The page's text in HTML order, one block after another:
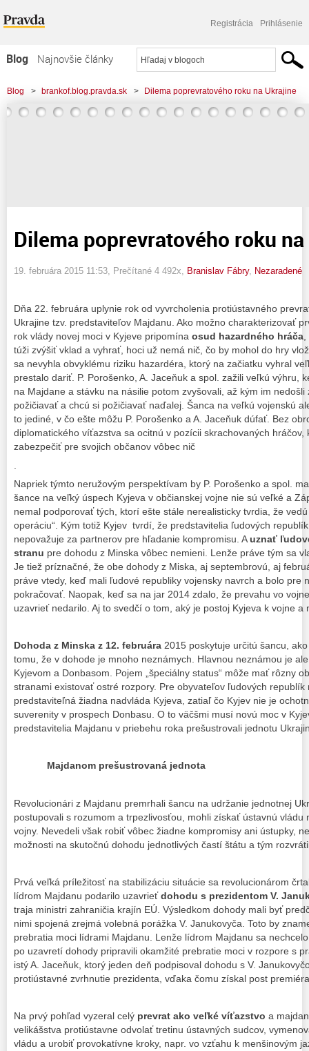
Registrácia Prihlásenie
Blog
Najnovšie články
Najčítanejšie články
Najkomentovanejšie články
Blog > brankof.blog.pravda.sk > Dilema poprevratového roku na Ukrajine
Dilema poprevratového roku
19. februára 2015 11:53 , Prečítané 4 492x, Branislav Fábry, Nezaradené
Dňa 22. februára uplynie rok od vyvrcholenia protiústavného
Ukrajine tzv. predstaviteľov Majdanu. Ako možno charakterizovať
rok vlády novej moci v Kyjeve pripomína osud hazardného hráča
túži zvýšiť vklad a vyhrať, hoci už nemá nič, čo by mohol do hry
sa nevyhla obvyklému riziku hazardéra, ktorý na začiatku vyhral
prestalo dariť. P. Porošenko, A. Jaceňuk a spol. zažili veľkú výhru,
na Majdane a stávku na násilie potom zvyšovali, až kým im
požičiavať a chcú si požičiavať naďalej. Šanca na veľkú vojenskú
to jediné, v čo ešte môžu P. Porošenko a A. Jaceňuk dúfať. Bez
diplomatického víťazstva sa ocitnú v pozícii skrachovaných
zabezpečiť pre svojich občanov vôbec nič
Napriek týmto neružovým perspektívam by P. Porošenko a spol.
šance na veľký úspech Kyjeva v občianskej vojne nie sú veľké a
nemal podporovať tých, ktorí ešte stále nerealisticky tvrdia, že
operáciu“. Kým totiž Kyjev tvrdí, že predstavitelia ľudových
nepovažuje za partnerov pre hľadanie kompromisu. Auznať
stranu pre dohodu z Minska vôbec nemieni. Lenže práve tým sa
Je tiež príznačné, že obe dohody z Miska, aj septembrovú, aj
práve vtedy, keď mali ľudové republiky vojensky navrch a bolo pre
pokračovať. Naopak, keď sa na jar 2014 zdalo, že prevahu vo
uzavrieť nedarilo. Aj to svedčí o tom, aký je postoj Kyjeva k vojne a
Dohoda z Minska z 12. februára 2015 poskytuje určitú šancu,
tomu, že v dohode je mnoho neznámych. Hlavnou neznámou je
Kyjevom a Donbasom. Pojem „špeciálny status“ môže mať rôzny
stranami existovať ostré rozpory. Pre obyvateľov ľudových
predstaviteľná žiadna nadvláda Kyjeva, zatiaľ čo Kyjev nie je
suverenity v prospech Donbasu. O to väčšmi musí novú moc v
predstavitelia Majdanu v priebehu roka prešustrovali jednotu
Majdanom prešustrovaná jednota
Revolucionári z Majdanu premrhali šancu na udržanie jednotnej
postupovali s rozumom a trpezlivosťou, mohli získať ústavnú vládu
vojny. Nevedeli však robiť vôbec žiadne kompromisy ani ústupky,
možnosti na skutočnú dohodu jednotlivých častí štátu a tým
Prvá veľká príležitosť na stabilizáciu situácie sa revolucionárom
lídrom Majdanu podarilo uzavrieťdohodu s prezidentom V.
traja ministri zahraničia krajín EÚ. Výsledkom dohody mali byť
nimi spojená zrejmá volebná porážka V. Janukovyča. Toto by
prebratia moci lídrami Majdanu. Lenže lídrom Majdanu sa
po uzavretí dohody pripravili okamžité prebratie moci v rozpore s
istý A. Jaceňuk, ktorý jeden deň podpisoval dohodu s V.
protiústavné zvrhnutie prezidenta, vďaka čomu získal post
Na prvý pohľad vyzeral celý prevrat ako veľké víťazstvo a
velikášstva protiústavne odvolať tretinu ústavných sudcov,
vládu a urobiť provokatívne kroky, napr. vo vzťahu k menšinovým